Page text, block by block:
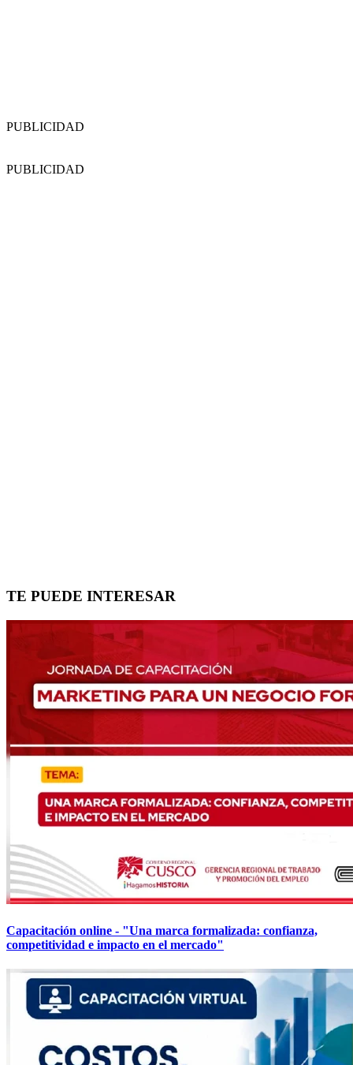
PUBLICIDAD
PUBLICIDAD
TE PUEDE INTERESAR
Capacitación online - "Una marca formalizada: confianza,
competitividad e impacto en el mercado"